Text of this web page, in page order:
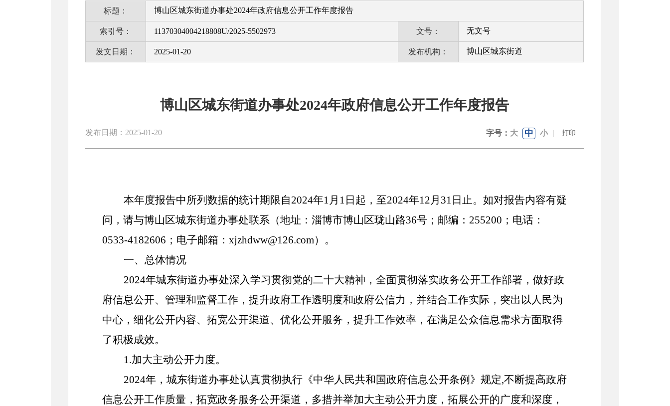
标题： 博山区城东街道办事处2024年政府信息公开工作年度报告
索引号： 11370304004218808U/2025-5502973 文号： 无文号
发文日期： 2025-01-20 发布机构： 博山区城东街道
博山区城东街道办事处2024年政府信息公开工作年度报告
发布日期：2025-01-20 字号： 大 中 小 | 打印
本年度报告中所列数据的统计期限自2024年1月 1 日起，至2024年12月 31 日止。如对报告内容有疑
问，请与博山区城东街道办事处联系（地址： 淄博市博山区珑山路36号 ；邮编： 255200 ；电话：
0533-4182606 ；电子邮箱： xjzhdww@126.com）。
一、总体情况
2024年城东街道办事处深入学习贯彻党的二十大精神，全面贯彻落实政务公开工作部署， 做好政
府信息公开、管理和监督工作，提升政府工作透明度和政府公信力 ，并结合工作实际， 突出 以人民为
中心，细化公开内容、拓宽公开渠道、优化公开服务， 提升工作效率， 在满足公众信息需求方面取得
了积极成效。
1.加大主动公开力度。
2024年，城东街道办事处认真贯彻执行《中华人民共和国政府信息公开条例》规定,不断提高政府
信息公开工作质量，拓宽政务服务公开渠道， 多措并举加大主动公开力度，拓展公开的广度和深度 ，